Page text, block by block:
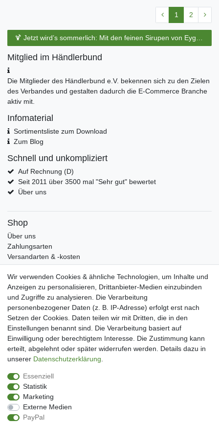
1 2
🍹 Jetzt wird’s sommerlich: Mit den feinen Sirupen von Eyguebelle entstehen erfrischende Cocktails und köstliche Sommerdrinks.
Mitglied im Händlerbund
Die Mitglieder des Händlerbund e.V. bekennen sich zu den Zielen
des Verbandes und gestalten dadurch die E-Commerce Branche
aktiv mit.
Infomaterial
Sortimentsliste zum Download
Zum Blog
Schnell und unkompliziert
Auf Rechnung (D)
Seit 2011 über 3500 mal "Sehr gut" bewertet
Über uns
Shop
Über uns
Zahlungsarten
Versandarten & -kosten
Widerrufsrecht
Warenkorb
Zur Kasse
Mein Konto
Kundenkonto eröffnen
Im Kundenkonto anmelden
Wunschliste
Service
Datenschutzerklärung
AGB
Impressum
Facebook
Newsletter An & Abmeldung
Wir verwenden Cookies & ähnliche Technologien, um Inhalte und
Anzeigen zu personalisieren, Drittanbieter-Medien einzubinden
und Zugriffe zu analysieren. Die Verarbeitung
personenbezogener Daten (z. B. IP-Adresse) erfolgt erst nach
Setzen der Cookies. Daten teilen wir mit Dritten, die in den
Einstellungen benannt sind. Die Verarbeitung basiert auf
Einwilligung oder berechtigtem Interesse. Die Zustimmung kann
erteilt, abgelehnt oder später widerrufen werden. Details dazu in
unserer Daten­schutz­erklärung
Essenziell
Statistik
Marketing
Externe Medien
PayPal